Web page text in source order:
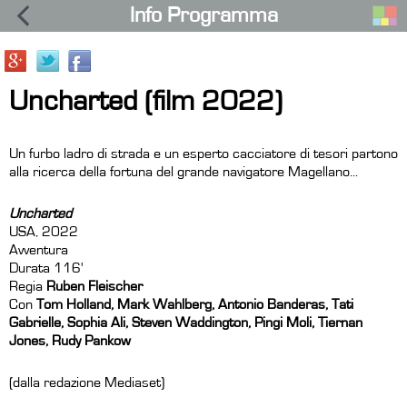
Info Programma
Uncharted (film 2022)
Un furbo ladro di strada e un esperto cacciatore di tesori partono
alla ricerca della fortuna del grande navigatore Magellano...
Uncharted
USA, 2022
Avventura
Durata 116'
Regia Ruben Fleischer
Con Tom Holland, Mark Wahlberg, Antonio Banderas, Tati
Gabrielle, Sophia Ali, Steven Waddington, Pingi Moli, Tiernan
Jones, Rudy Pankow
(dalla redazione Mediaset)